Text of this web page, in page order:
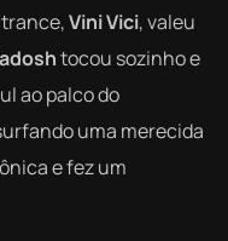
Vini Vici, valeu
tocou sozinho e
ao palco do
uma merecida
e fez um